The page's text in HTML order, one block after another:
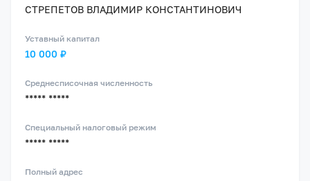
СТРЕПЕТОВ ВЛАДИМИР КОНСТАНТИНОВИЧ
Уставный капитал
10 000 ₽
Среднесписочная численность
***** *****
Специальный налоговый режим
***** *****
Полный адрес